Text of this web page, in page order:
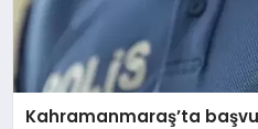
Kahramanmaraş’ta